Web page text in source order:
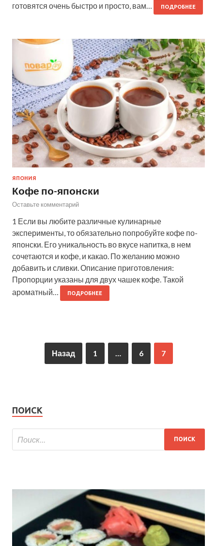
готовятся очень быстро и просто, вам…
ПОДРОБНЕЕ
ЯПОНИЯ
Кофе по-японски
Оставьте комментарий
1 Если вы любите различные кулинарные
эксперименты, то обязательно попробуйте кофе по-
японски. Его уникальность во вкусе напитка, в нем
сочетаются и кофе, и какао. По желанию можно
добавить и сливки. Описание приготовления:
Пропорции указаны для двух чашек кофе. Такой
ароматный…
ПОДРОБНЕЕ
Назад 1 6 7
ПОИСК